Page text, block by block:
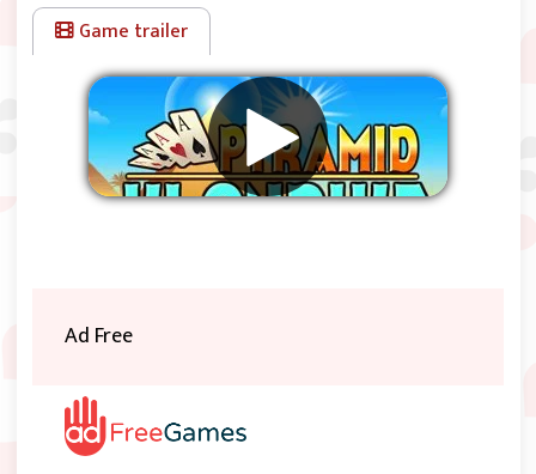
Game trailer
Ad Free